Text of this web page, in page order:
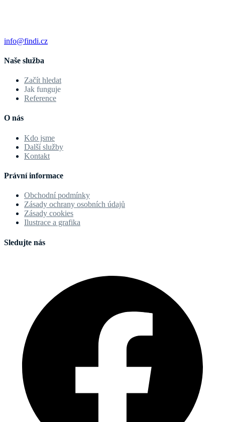
info@findi.cz
Naše služba
Začít hledat
Jak funguje
Reference
O nás
Kdo jsme
Další služby
Kontakt
Právní informace
Obchodní podmínky
Zásady ochrany osobních údajů
Zásady cookies
Ilustrace a grafika
Sledujte nás